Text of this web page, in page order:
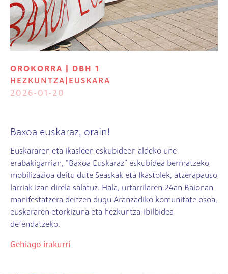
OROKORRA | DBH 1
HEZKUNTZA
EUSKARA
2026-01-20
Baxoa euskaraz, orain!
Euskararen eta ikasleen eskubideen aldeko une
erabakigarrian, “Baxoa Euskaraz” eskubidea bermatzeko
mobilizazioa deitu dute Seaskak eta Ikastolek, atzerapauso
larriak izan direla salatuz. Hala, urtarrilaren 24an Baionan
manifestatzera deitzen dugu Aranzadiko komunitate osoa,
euskararen etorkizuna eta hezkuntza-ibilbidea
defendatzeko.
Gehiago irakurri